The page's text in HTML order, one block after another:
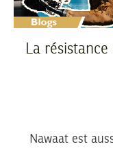
La
Nawaat est